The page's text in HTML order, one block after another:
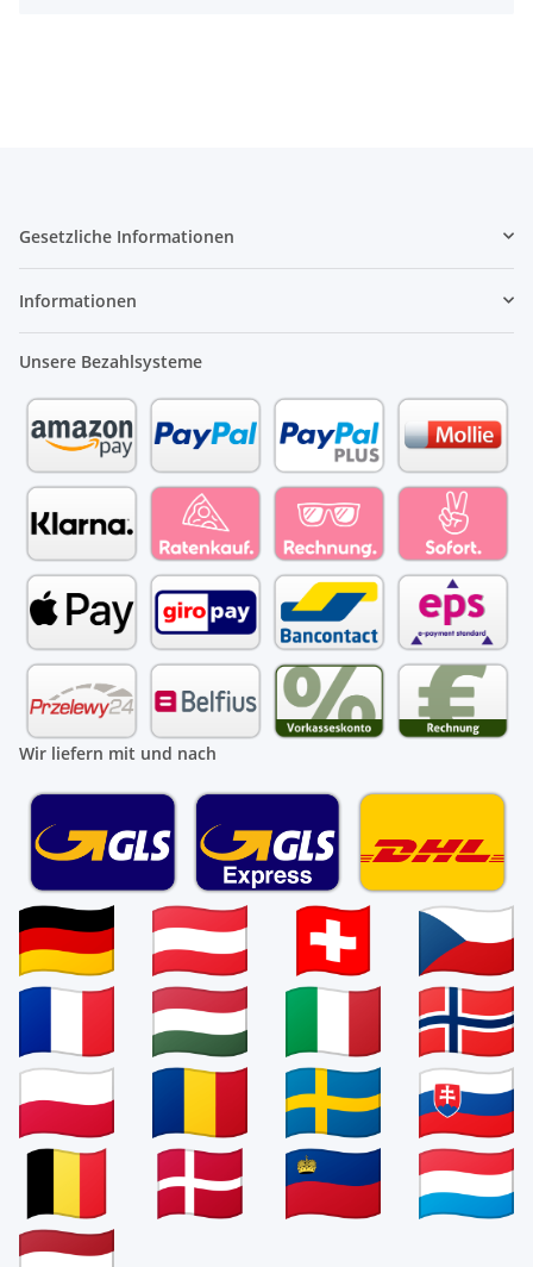
Gesetzliche Informationen
Informationen
Unsere Bezahlsysteme
Wir liefern mit und nach